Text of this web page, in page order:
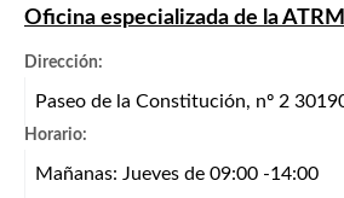
Oficina especializada de la
Dirección:
Paseo de la Constitución, nº 2
Horario:
Mañanas: Jueves de 09:00 -14:00